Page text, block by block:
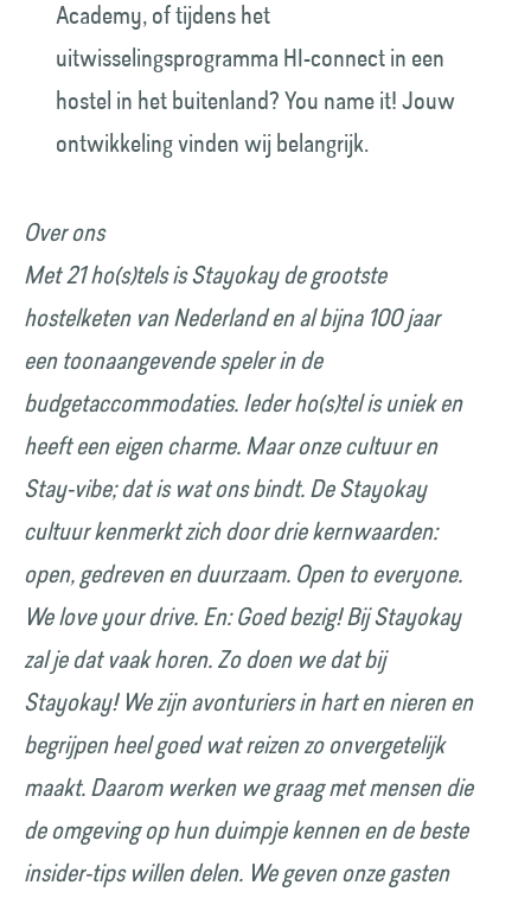
Academy, of tijdens het
uitwisselingsprogramma HI-connect in een
hostel in het buitenland? You name it! Jouw
ontwikkeling vinden wij belangrijk.
Over ons
Met 21 ho(s)tels is Stayokay de grootste
hostelketen van Nederland en al bijna 100 jaar
een toonaangevende speler in de
budgetaccommodaties. Ieder ho(s)tel is uniek en
heeft een eigen charme. Maar onze cultuur en
Stay-vibe; dat is wat ons bindt. De Stayokay
cultuur kenmerkt zich door drie kernwaarden:
open, gedreven en duurzaam. Open to everyone.
We love your drive. En: Goed bezig! Bij Stayokay
zal je dat vaak horen. Zo doen we dat bij
Stayokay! We zijn avonturiers in hart en nieren en
begrijpen heel goed wat reizen zo onvergetelijk
maakt. Daarom werken we graag met mensen die
de omgeving op hun duimpje kennen en de beste
insider-tips willen delen. We geven onze gasten